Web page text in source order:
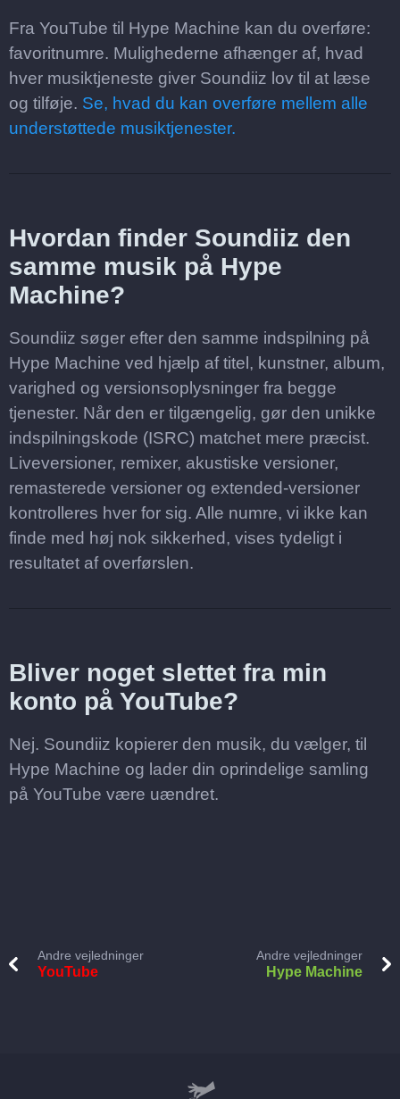
Fra YouTube til Hype Machine kan du overføre:
favoritnumre. Mulighederne afhænger af, hvad
hver musiktjeneste giver Soundiiz lov til at læse
og tilføje. Se, hvad du kan overføre mellem alle
understøttede musiktjenester.
Hvordan finder Soundiiz den
samme musik på Hype
Machine?
Soundiiz søger efter den samme indspilning på
Hype Machine ved hjælp af titel, kunstner, album,
varighed og versionsoplysninger fra begge
tjenester. Når den er tilgængelig, gør den unikke
indspilningskode (ISRC) matchet mere præcist.
Liveversioner, remixer, akustiske versioner,
remasterede versioner og extended-versioner
kontrolleres hver for sig. Alle numre, vi ikke kan
finde med høj nok sikkerhed, vises tydeligt i
resultatet af overførslen.
Bliver noget slettet fra min
konto på YouTube?
Nej. Soundiiz kopierer den musik, du vælger, til
Hype Machine og lader din oprindelige samling
på YouTube være uændret.
Andre vejledninger
YouTube
Andre vejledninger
Hype Machine